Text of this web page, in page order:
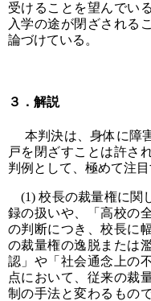
受けることを望んでい
入学の途が閉ざされる
論づけている。
３．解説
本判決は、身体に障
戸を閉ざすことは許さ
判例として、極めて注目
(1) 校長の裁量権に関
録の扱いや、「高校の
の判断につき、校長に
の裁量権の逸脱または
認」や「社会通念上の
点において、従来の裁
制の手法と変わるもの